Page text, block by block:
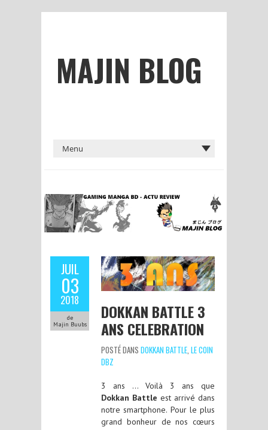
MAJIN BLOG
JUIL
03
2018
de
Majin Buubs
DOKKAN BATTLE 3
ANS CELEBRATION
POSTÉ DANS DOKKAN BATTLE, LE COIN
DBZ
3 ans … Voilà 3 ans que
Dokkan Battle est arrivé dans
notre smartphone. Pour le plus
grand bonheur de nos cœurs